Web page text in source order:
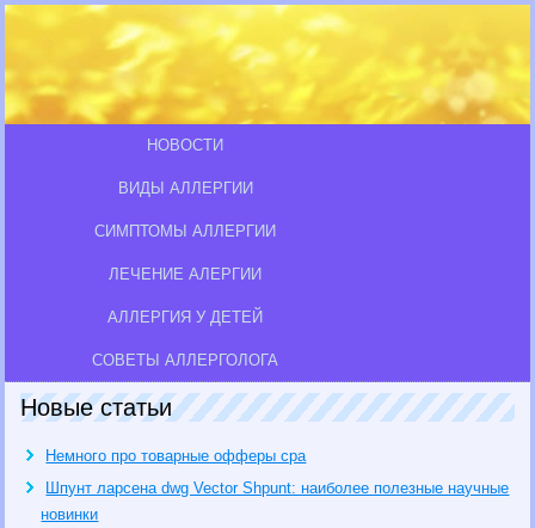
НОВОСТИ
ВИДЫ АЛЛЕРГИИ
СИМПТОМЫ АЛЛЕРГИИ
ЛЕЧЕНИЕ АЛЕРГИИ
АЛЛЕРГИЯ У ДЕТЕЙ
СОВЕТЫ АЛЛЕРГОЛОГА
Новые статьи
Немного про товарные офферы cpa
Шпунт ларсена dwg Vector Shpunt: наиболее полезные научные
новинки